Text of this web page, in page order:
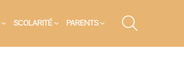
SCOLARITÉ PARENTS